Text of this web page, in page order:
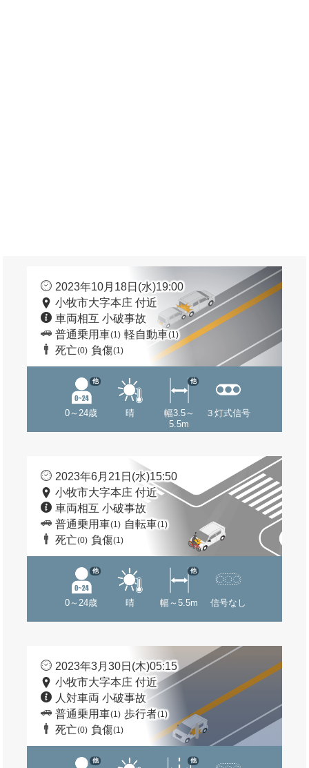
2023年10月18日(水)19:00
小牧市大字本庄 付近
車両相互 小破事故
普通乗用車(1) 軽自動車(1)
死亡(0) 負傷(1)
0～24歳
他
晴
幅3.5～
5.5m
他
３灯式信号
2023年6月21日(水)15:50
小牧市大字本庄 付近
車両相互 小破事故
普通乗用車(1) 自転車(1)
死亡(0) 負傷(1)
0～24歳
他
晴 幅～5.5m
他
信号なし
2023年3月30日(木)05:15
小牧市大字本庄 付近
人対車両 小破事故
普通乗用車(1) 歩行者(1)
死亡(0) 負傷(1)
他 他